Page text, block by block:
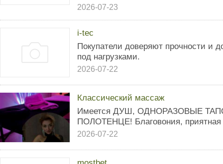
2026-07-23
i-tec
Покупатели доверяют прочности и
под нагрузками.
2026-07-22
Классический массаж
Имеется ДУШ, ОДНОРАЗОВЫЕ
ПОЛОТЕНЦЕ! Благовония, приятная
2026-07-22